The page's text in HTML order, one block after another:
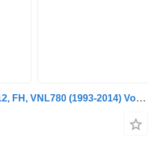
Volvo FH12, FH16, NH12, FH, VNL780 (1993-2014) Volvo FH (01.05-)